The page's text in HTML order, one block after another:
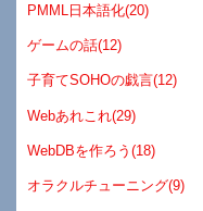
PMML日本語化(20)
ゲームの話(12)
子育てSOHOの戯言(12)
Webあれこれ(29)
WebDBを作ろう(18)
オラクルチューニング(9)